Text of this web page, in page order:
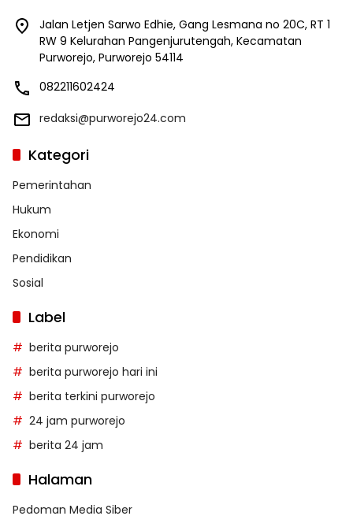
Jalan Letjen Sarwo Edhie, Gang Lesmana no 20C, RT 1
RW 9 Kelurahan Pangenjurutengah, Kecamatan
Purworejo, Purworejo 54114
082211602424
redaksi@purworejo24.com
Kategori
Pemerintahan
Hukum
Ekonomi
Pendidikan
Sosial
Label
berita purworejo
berita purworejo hari ini
berita terkini purworejo
24 jam purworejo
berita 24 jam
Halaman
Pedoman Media Siber